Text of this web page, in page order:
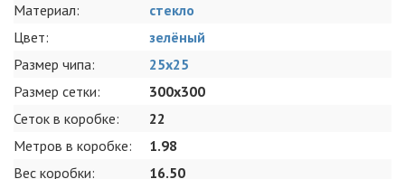
Материал:
стекло
Цвет:
зелёный
Размер чипа:
25x25
Размер сетки:
300x300
Сеток в коробке:
22
Метров в коробке:
1.98
Вес коробки:
16.50